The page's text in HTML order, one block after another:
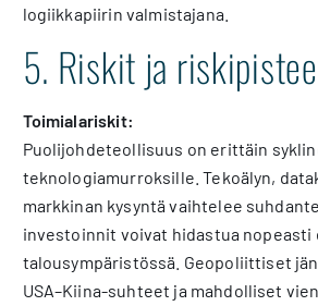
logiikkapiirin valmistajana.
5. Riskit ja
Toimialariskit:
Puolijohdeteollisuus on erittäin
teknologiamurroksille. Tekoälyn,
markkinan kysyntä vaihtelee
investoinnit voivat hidastua nopeasti
talousympäristössä. Geopoliittiset
USA–Kiina-suhteet ja mahdolliset